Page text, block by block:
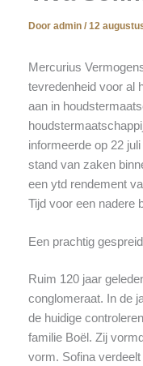
Door admin / 12
Mercurius
tevredenheid voor al
aan in
informeerde op 22
stand van zaken
een ytd rendement
Tijd voor een nadere
Een prachtig
Ruim 120 jaar
conglomeraat. In de
de huidige
familie Boël. Zij
vorm. Sofina